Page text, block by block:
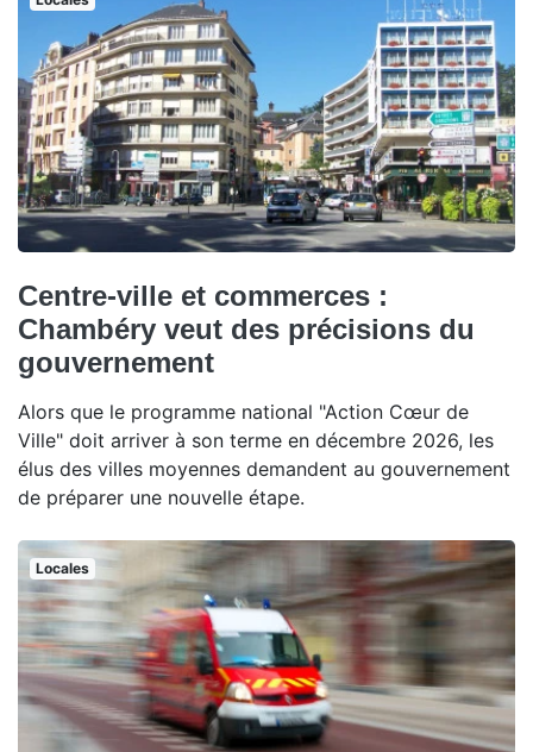
Centre-ville et commerces :
Chambéry veut des précisions du
gouvernement
Alors que le programme national "Action Cœur de
Ville" doit arriver à son terme en décembre 2026, les
élus des villes moyennes demandent au gouvernement
de préparer une nouvelle étape.
Locales